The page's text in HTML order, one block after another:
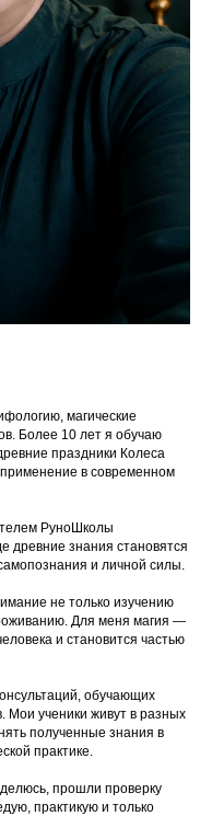
магические
Более 10 лет я обучаю
праздники Колеса
в современном
РуноШколы
древние знания становятся
и личной силы.
не только изучению
Для меня магия —
и становится частью
обучающих
Мои ученики живут в разных
полученные знания в
практике.
прошли проверку
практикую и только